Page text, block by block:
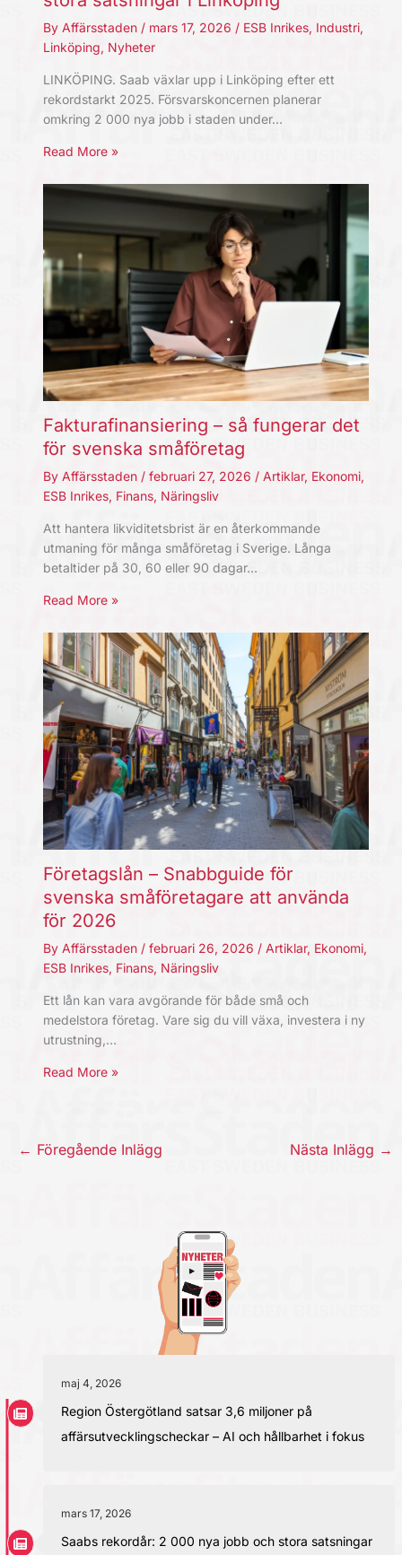
By Affärsstaden / mars 17, 2026 / ESB Inrikes, Industri,
Linköping, Nyheter
LINKÖPING. Saab växlar upp i Linköping efter ett
rekordstarkt 2025. Försvarskoncernen planerar
omkring 2 000 nya jobb i staden under…
Read More »
Fakturafinansiering – så fungerar det
för svenska småföretag
By Affärsstaden / februari 27, 2026 / Artiklar, Ekonomi,
ESB Inrikes, Finans, Näringsliv
Att hantera likviditetsbrist är en återkommande
utmaning för många småföretag i Sverige. Långa
betaltider på 30, 60 eller 90 dagar…
Read More »
Företagslån – Snabbguide för
svenska småföretagare att använda
för 2026
By Affärsstaden / februari 26, 2026 / Artiklar, Ekonomi,
ESB Inrikes, Finans, Näringsliv
Ett lån kan vara avgörande för både små och
medelstora företag. Vare sig du vill växa, investera i ny
utrustning,…
Read More »
← Föregående Inlägg Nästa Inlägg →
maj 4, 2026
Region Östergötland satsar 3,6 miljoner på
affärsutvecklingscheckar – AI och hållbarhet i fokus
mars 17, 2026
Saabs rekordår: 2 000 nya jobb och stora satsningar